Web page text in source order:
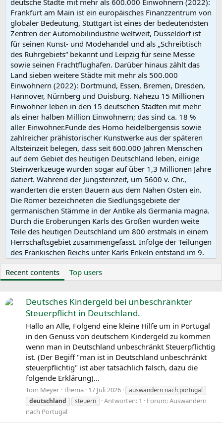
deutsche Städte mit mehr als 600.000 Einwohnern (2022):
Frankfurt am Main ist ein europäisches Finanzzentrum von
globaler Bedeutung, Stuttgart ist eines der bedeutendsten
Zentren der Automobilindustrie weltweit, Düsseldorf ist
für seinen Kunst- und Modehandel und als „Schreibtisch
des Ruhrgebiets“ bekannt und Leipzig für seine Messe
sowie seinen Frachtflughafen. Darüber hinaus zählt das
Land sieben weitere Städte mit mehr als 500.000
Einwohnern (2022): Dortmund, Essen, Bremen, Dresden,
Hannover, Nürnberg und Duisburg. Nahezu 15 Millionen
Einwohner leben in den 15 deutschen Städten mit mehr
als einer halben Million Einwohnern; das sind ca. 18 %
aller Einwohner.Funde des Homo heidelbergensis sowie
zahlreicher prähistorischer Kunstwerke aus der späteren
Altsteinzeit belegen, dass seit 600.000 Jahren Menschen
auf dem Gebiet des heutigen Deutschland leben, einige
Steinwerkzeuge wurden sogar auf über 1,3 Millionen Jahre
datiert. Während der Jungsteinzeit, um 5600 v. Chr.,
wanderten die ersten Bauern aus dem Nahen Osten ein.
Die Römer bezeichneten die Siedlungsgebiete der
germanischen Stämme in der Antike als Germania magna.
Durch die Eroberungen Karls des Großen wurden weite
Teile des heutigen Deutschland um 800 erstmals in einem
Herrschaftsgebiet zusammengefasst. Infolge der Teilungen
des Fränkischen Reichs unter Karls Enkeln entstand im 9.
Jahrhundert auch als Regnum Teutonicum bezeichnet
wurde und aus dem das bis 1806 bestehende Heilige
Römische Reich Deutscher Nation hervorging. An dessen
Stelle wiederum trat 1815 der Deutsche Bund, der sich aus
lose miteinander verbundenen souveränen Staaten
zusammensetzte. Nach der gescheiterten Märzrevolution
von 1848 kam es erst 1871 zur Gründung eines deutschen
Nationalstaats, des Deutschen Reichs.
Die rasche Entwicklung vom Agrar- zum Industriestaat
vollzog sich während der Gründerzeit in der zweiten Hälfte
des 19. Jahrhunderts. Nach dem Ersten Weltkrieg wurde
1918 die Monarchie abgeschafft und die demokratische
Weimarer Republik konstituiert. Ab 1933 führte die
nationalsozialistische Diktatur zu politischer und
Recent contents Top users
Deutsches Kindergeld bei unbeschränkter
Steuerpflicht in Deutschland.
Hallo an Alle, Folgend eine kleine Hilfe um in Portugal
in den Genuss von deutschem Kindergeld zu kommen
wenn man in Deutschland unbeschränkt Steuerpflichtig
ist. (Der Begiff "man ist in Deutschland unbeschränkt
steuerpflichtig" ist aber tatsächlich falsch, dazu die
folgende Erklärung)...
Tom Meyer Thema 17 Juli 2026
auswandern nach portugal
deutschland
steuern Antworten: 1 Forum:Auswandern
nach Portugal